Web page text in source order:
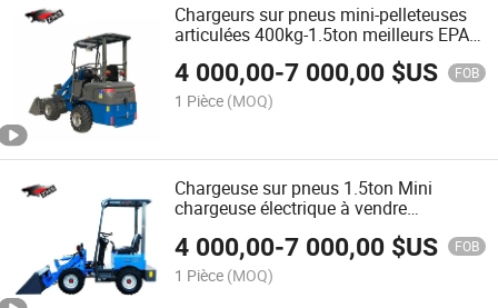
Chargeurs sur pneus mini-pelleteuses
articulées 400kg-1.5ton meilleurs EPA
4 000,00-7 000,00 $US FOB
1 Pièce (MOQ)
Chargeuse sur pneus 1.5ton Mini
chargeuse électrique à vendre
chargeuse électrique polyvalente
Chargeuse compacte chinoise à vendre
4 000,00-7 000,00 $US FOB
1 Pièce (MOQ)